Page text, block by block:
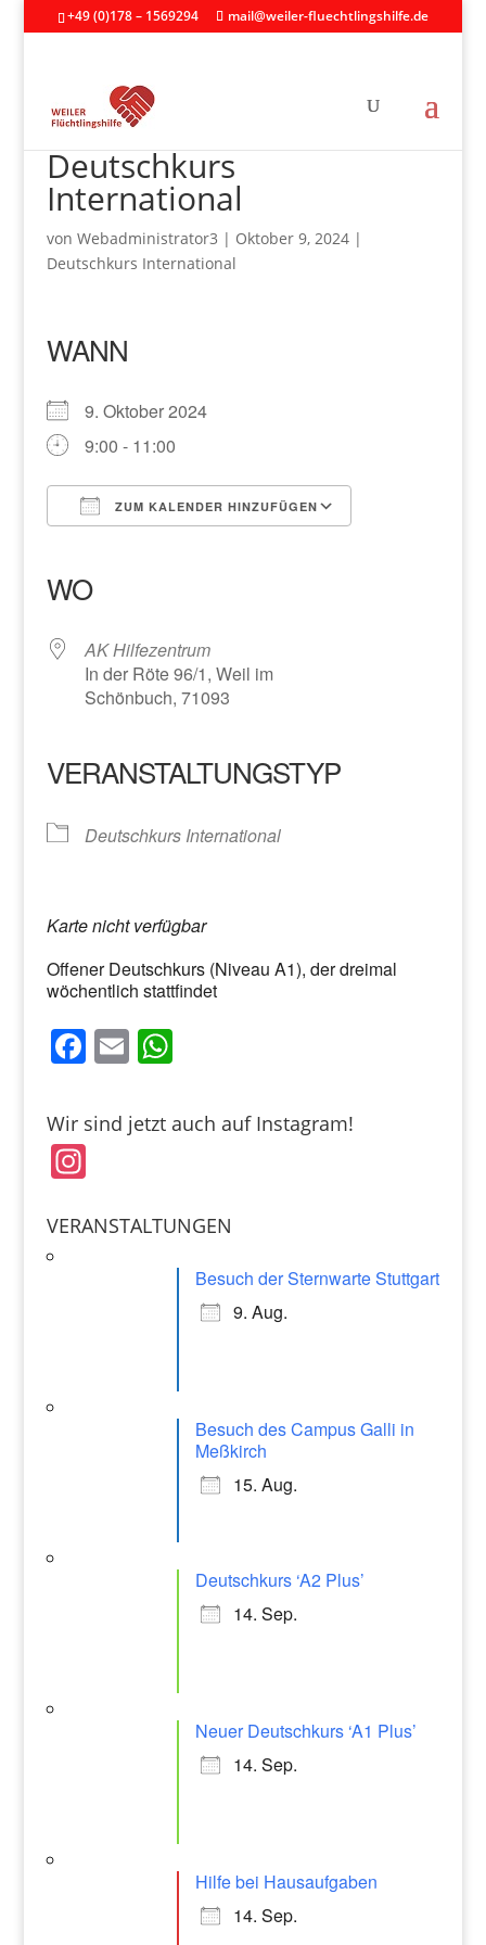
+49 (0)178 – 1569294 mail@weiler-fluechtlingshilfe.de
Deutschkurs
International
von Webadministrator3 | Oktober 9, 2024|
Deutschkurs International
WANN
9. Oktober 2024
9:00 - 11:00
ZUM KALENDER HINZUFÜGEN
WO
AK Hilfezentrum
In der Röte 96/1, Weil im
Schönbuch, 71093
VERANSTALTUNGSTYP
Deutschkurs International
Karte nicht verfügbar
Offener Deutschkurs (Niveau A1), der dreimal
wöchentlich stattfindet
F
c
e
b
o
E
ai
l
W
at
p
Wir sind jetzt auch auf Instagram!
In
a
VERANSTALTUNGEN
Besuch der Sternwarte Stuttgart
9. Aug.
Besuch des Campus Galli in
Meßkirch
15. Aug.
Deutschkurs ‘A2 Plus’
14. Sep.
Neuer Deutschkurs ‘A1 Plus’
14. Sep.
Hilfe bei Hausaufgaben
14. Sep.